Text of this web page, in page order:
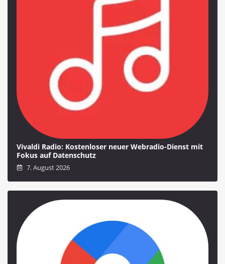
Vivaldi Radio: Kostenloser neuer Webradio-Dienst mit
Fokus auf Datenschutz
7. August 2026